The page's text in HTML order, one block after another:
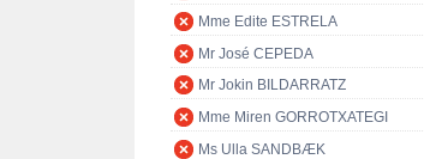
Mme Edite ESTRELA
Mr José CEPEDA
Mr Jokin BILDARRATZ
Mme Miren GORROTXATEGI
Ms Ulla SANDBÆK